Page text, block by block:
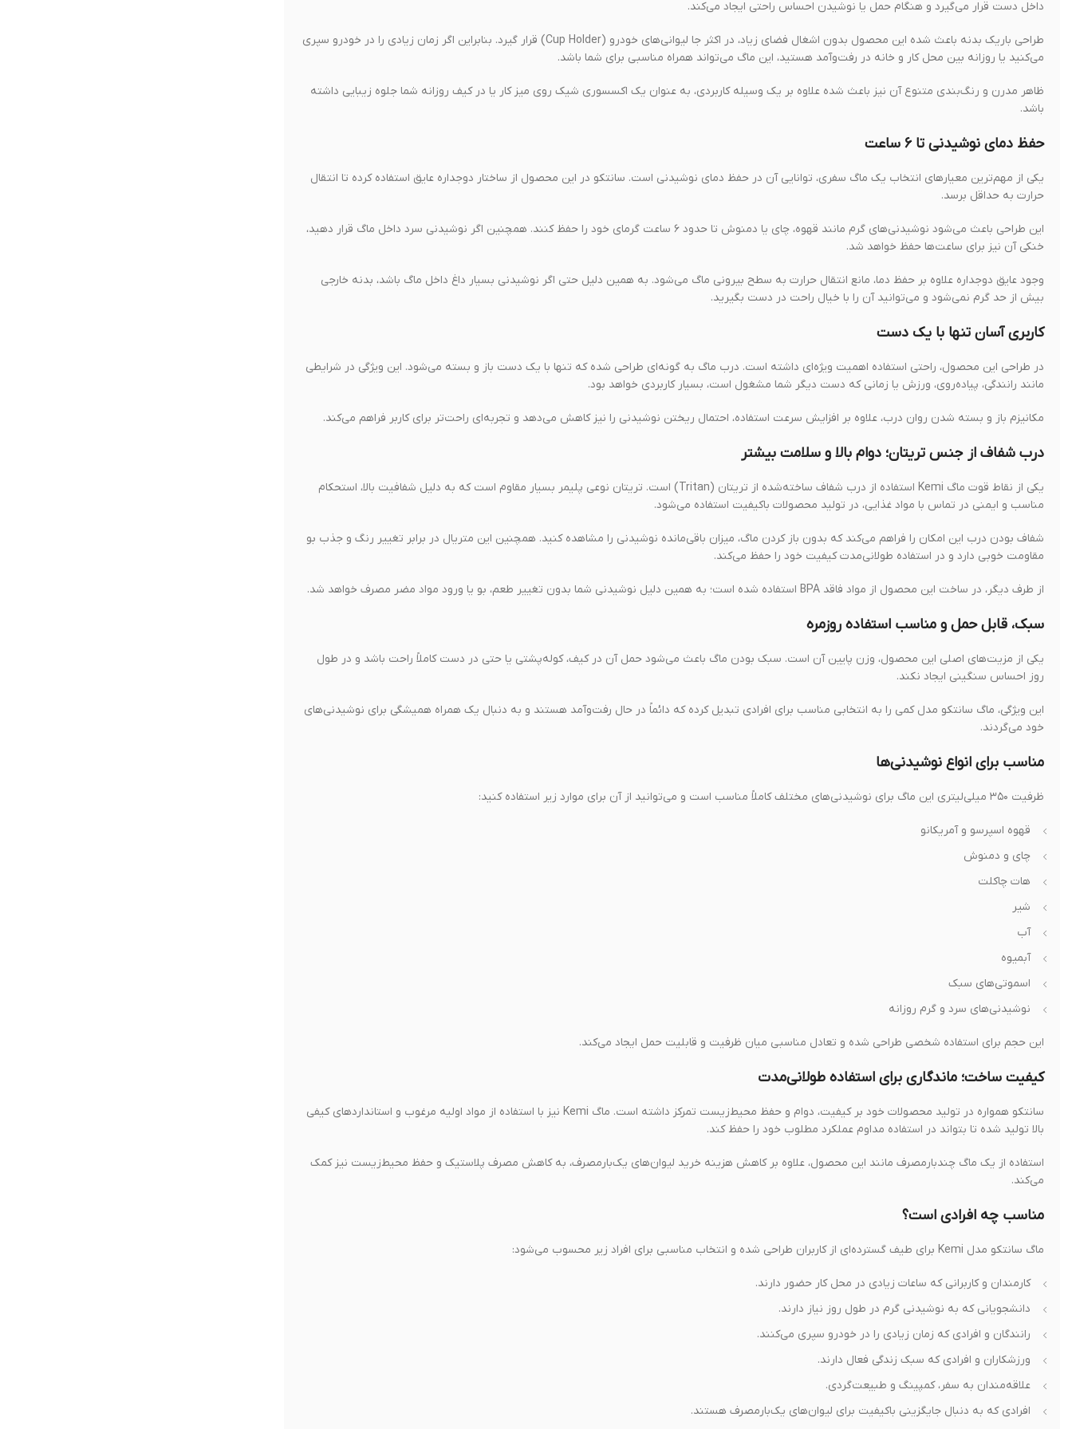
داخل دست قرار می‌گیرد و هنگام حمل یا نوشیدن احساس راحتی ایجاد می‌کند.
طراحی باریک بدنه باعث شده این محصول بدون اشغال فضای زیاد، در اکثر جا لیوانی‌های خودرو (Cup Holder) قرار گیرد. بنابراین اگر زمان زیادی را در خودرو سپری
می‌کنید یا روزانه بین محل کار و خانه در رفت‌وآمد هستید، این ماگ می‌تواند همراه مناسبی برای شما باشد.
ظاهر مدرن و رنگ‌بندی متنوع آن نیز باعث شده علاوه بر یک وسیله کاربردی، به عنوان یک اکسسوری شیک روی میز کار یا در کیف روزانه شما جلوه زیبایی داشته
باشد.
حفظ دمای نوشیدنی تا ۶ ساعت
یکی از مهم‌ترین معیارهای انتخاب یک ماگ سفری، توانایی آن در حفظ دمای نوشیدنی است. سانتکو در این محصول از ساختار دوجداره عایق استفاده کرده تا انتقال
حرارت به حداقل برسد.
این طراحی باعث می‌شود نوشیدنی‌های گرم مانند قهوه، چای یا دمنوش تا حدود ۶ ساعت گرمای خود را حفظ کنند. همچنین اگر نوشیدنی سرد داخل ماگ قرار دهید،
خنکی آن نیز برای ساعت‌ها حفظ خواهد شد.
وجود عایق دوجداره علاوه بر حفظ دما، مانع انتقال حرارت به سطح بیرونی ماگ می‌شود. به همین دلیل حتی اگر نوشیدنی بسیار داغ داخل ماگ باشد، بدنه خارجی
بیش از حد گرم نمی‌شود و می‌توانید آن را با خیال راحت در دست بگیرید.
کاربری آسان تنها با یک دست
در طراحی این محصول، راحتی استفاده اهمیت ویژه‌ای داشته است. درب ماگ به گونه‌ای طراحی شده که تنها با یک دست باز و بسته می‌شود. این ویژگی در شرایطی
مانند رانندگی، پیاده‌روی، ورزش یا زمانی که دست دیگر شما مشغول است، بسیار کاربردی خواهد بود.
مکانیزم باز و بسته شدن روان درب، علاوه بر افزایش سرعت استفاده، احتمال ریختن نوشیدنی را نیز کاهش می‌دهد و تجربه‌ای راحت‌تر برای کاربر فراهم می‌کند.
درب شفاف از جنس تریتان؛ دوام بالا و سلامت بیشتر
یکی از نقاط قوت ماگ Kemi استفاده از درب شفاف ساخته‌شده از تریتان (Tritan) است. تریتان نوعی پلیمر بسیار مقاوم است که به دلیل شفافیت بالا، استحکام
مناسب و ایمنی در تماس با مواد غذایی، در تولید محصولات باکیفیت استفاده می‌شود.
شفاف بودن درب این امکان را فراهم می‌کند که بدون باز کردن ماگ، میزان باقی‌مانده نوشیدنی را مشاهده کنید. همچنین این متریال در برابر تغییر رنگ و جذب بو
مقاومت خوبی دارد و در استفاده طولانی‌مدت کیفیت خود را حفظ می‌کند.
از طرف دیگر، در ساخت این محصول از مواد فاقد BPA استفاده شده است؛ به همین دلیل نوشیدنی شما بدون تغییر طعم، بو یا ورود مواد مضر مصرف خواهد شد.
سبک، قابل حمل و مناسب استفاده روزمره
یکی از مزیت‌های اصلی این محصول، وزن پایین آن است. سبک بودن ماگ باعث می‌شود حمل آن در کیف، کوله‌پشتی یا حتی در دست کاملاً راحت باشد و در طول
روز احساس سنگینی ایجاد نکند.
این ویژگی، ماگ سانتکو مدل کمی را به انتخابی مناسب برای افرادی تبدیل کرده که دائماً در حال رفت‌وآمد هستند و به دنبال یک همراه همیشگی برای نوشیدنی‌های
خود می‌گردند.
مناسب برای انواع نوشیدنی‌ها
ظرفیت ۳۵۰ میلی‌لیتری این ماگ برای نوشیدنی‌های مختلف کاملاً مناسب است و می‌توانید از آن برای موارد زیر استفاده کنید:
قهوه اسپرسو و آمریکانو
چای و دمنوش
هات چاکلت
شیر
آب
آبمیوه
اسموتی‌های سبک
نوشیدنی‌های سرد و گرم روزانه
این حجم برای استفاده شخصی طراحی شده و تعادل مناسبی میان ظرفیت و قابلیت حمل ایجاد می‌کند.
کیفیت ساخت؛ ماندگاری برای استفاده طولانی‌مدت
سانتکو همواره در تولید محصولات خود بر کیفیت، دوام و حفظ محیط‌زیست تمرکز داشته است. ماگ Kemi نیز با استفاده از مواد اولیه مرغوب و استانداردهای کیفی
بالا تولید شده تا بتواند در استفاده مداوم عملکرد مطلوب خود را حفظ کند.
استفاده از یک ماگ چندبارمصرف مانند این محصول، علاوه بر کاهش هزینه خرید لیوان‌های یک‌بارمصرف، به کاهش مصرف پلاستیک و حفظ محیط‌زیست نیز کمک
می‌کند.
مناسب چه افرادی است؟
ماگ سانتکو مدل Kemi برای طیف گسترده‌ای از کاربران طراحی شده و انتخاب مناسبی برای افراد زیر محسوب می‌شود:
کارمندان و کاربرانی که ساعات زیادی در محل کار حضور دارند.
دانشجویانی که به نوشیدنی گرم در طول روز نیاز دارند.
رانندگان و افرادی که زمان زیادی را در خودرو سپری می‌کنند.
ورزشکاران و افرادی که سبک زندگی فعال دارند.
علاقه‌مندان به سفر، کمپینگ و طبیعت‌گردی.
افرادی که به دنبال جایگزینی باکیفیت برای لیوان‌های یک‌بارمصرف هستند.